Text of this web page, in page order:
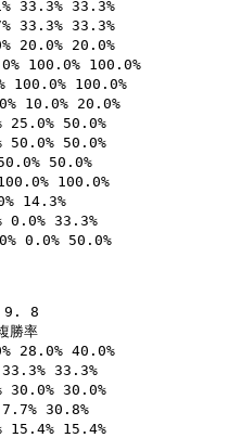
33.3% 33.3%
33.3% 33.3%
20.0% 20.0%
100.0% 100.0%
100.0%
10.0% 20.0%
50.0%
50.0%
50.0%
100.0%
14.3%
33.3%
0.0% 50.0%
9. 8
勝率
28.0% 40.0%
33.3%
30.0%
30.8%
15.4%